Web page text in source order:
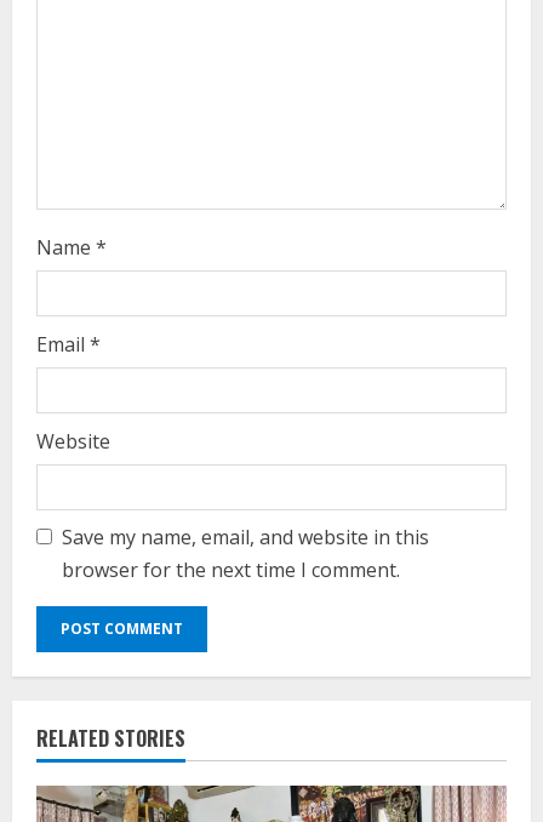
Name *
Email *
Website
Save my name, email, and website in this
browser for the next time I comment.
RELATED STORIES